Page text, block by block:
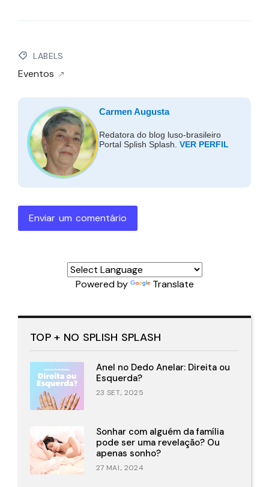
LABELS
Eventos
Carmen Augusta
Redatora do blog luso-brasileiro
Portal Splish Splash. VER PERFIL
Enviar um comentário
Powered by Translate
TOP + NO SPLISH SPLASH
Anel no Dedo Anelar: Direita ou
Esquerda?
23 SET., 2025
Sonhar com alguém da família
pode ser uma revelação? Ou
apenas sonho?
27 MAI., 2024